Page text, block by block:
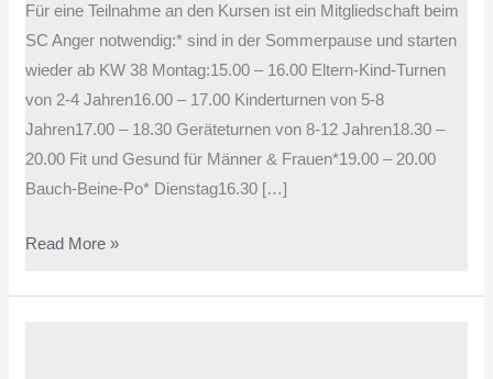
Für eine Teilnahme an den Kursen ist ein Mitgliedschaft beim
SC Anger notwendig:* sind in der Sommerpause und starten
wieder ab KW 38 Montag:15.00 – 16.00 Eltern-Kind-Turnen
von 2-4 Jahren16.00 – 17.00 Kinderturnen von 5-8
Jahren17.00 – 18.30 Geräteturnen von 8-12 Jahren18.30 –
20.00 Fit und Gesund für Männer & Frauen*19.00 – 20.00
Bauch-Beine-Po* Dienstag16.30 […]
Read More »